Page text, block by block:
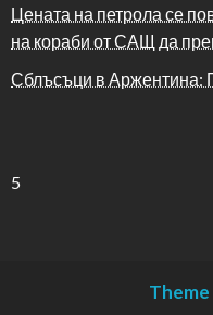
Цената на петрола се
на кораби от САЩ да
Сблъсъци в Аржентина:
5
Theme